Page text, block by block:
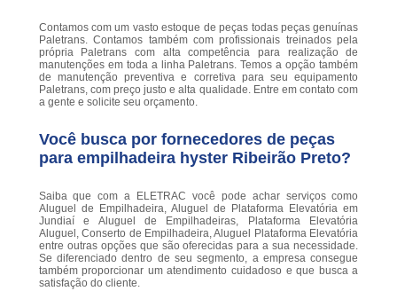
Contamos com um vasto estoque de peças todas peças genuínas
Paletrans. Contamos também com profissionais treinados pela
própria Paletrans com alta competência para realização de
manutenções em toda a linha Paletrans. Temos a opção também
de manutenção preventiva e corretiva para seu equipamento
Paletrans, com preço justo e alta qualidade. Entre em contato com
a gente e solicite seu orçamento.
Você busca por fornecedores de peças
para empilhadeira hyster Ribeirão Preto?
Saiba que com a ELETRAC você pode achar serviços como
Aluguel de Empilhadeira, Aluguel de Plataforma Elevatória em
Jundiaí e Aluguel de Empilhadeiras, Plataforma Elevatória
Aluguel, Conserto de Empilhadeira, Aluguel Plataforma Elevatória
entre outras opções que são oferecidas para a sua necessidade.
Se diferenciado dentro de seu segmento, a empresa consegue
também proporcionar um atendimento cuidadoso e que busca a
satisfação do cliente.